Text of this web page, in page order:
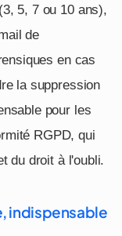
5, 7 ou 10 ans),
de
en cas
la suppression
pour les
RGPD, qui
du droit à l'oubli.
indispensable